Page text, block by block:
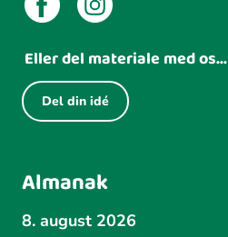
Eller del materiale med os...
Del din idé
Almanak
8. august 2026